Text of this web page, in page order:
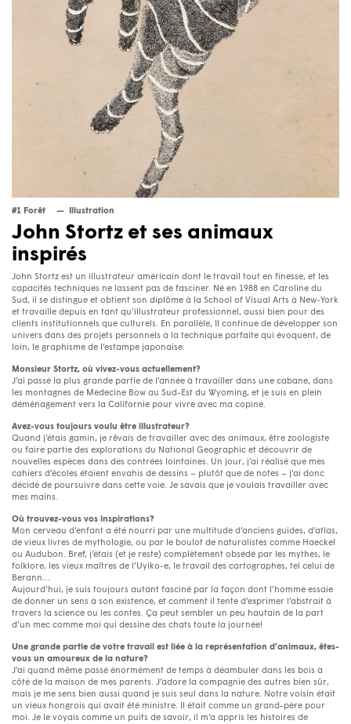
#1 Forêt Illustration
John Stortz et ses animaux
inspirés
John Stortz est un illustrateur américain dont le travail tout en finesse, et les
capacités techniques ne lassent pas de fasciner. Né en 1988 en Caroline du
Sud, il se distingue et obtient son diplôme à la School of Visual Arts à New-York
et travaille depuis en tant qu’illustrateur professionnel, aussi bien pour des
clients institutionnels que culturels. En parallèle, Il continue de développer son
univers dans des projets personnels à la technique parfaite qui évoquent, de
loin, le graphisme de l’estampe japonaise.
Monsieur Stortz, où vivez-vous actuellement?
J’ai passé la plus grande partie de l’année à travailler dans une cabane, dans
les montagnes de Medecine Bow au Sud-Est du Wyoming, et je suis en plein
déménagement vers la Californie pour vivre avec ma copine.
Avez-vous toujours voulu être illustrateur?
Quand j’étais gamin, je rêvais de travailler avec des animaux, être zoologiste
ou faire partie des explorations du National Geographic et découvrir de
nouvelles espèces dans des contrées lointaines. Un jour, j’ai réalisé que mes
cahiers d’écoles étaient envahis de dessins – plutôt que de notes – j’ai donc
décidé de poursuivre dans cette voie. Je savais que je voulais travailler avec
mes mains.
Où trouvez-vous vos inspirations?
Mon cerveau d’enfant a été nourri par une multitude d’anciens guides, d’atlas,
de vieux livres de mythologie, ou par le boulot de naturalistes comme Haeckel
ou Audubon. Bref, j’étais (et je reste) complètement obsédé par les mythes, le
folklore, les vieux maîtres de l’Uyiko-e, le travail des cartographes, tel celui de
Berann…
Aujourd’hui, je suis toujours autant fasciné par la façon dont l’homme essaie
de donner un sens à son existence, et comment il tente d’exprimer l’abstrait à
travers la science ou les contes. Ça peut sembler un peu hautain de la part
d’un mec comme moi qui dessine des chats toute la journée!
Une grande partie de votre travail est liée à la représentation d’animaux, êtes-
vous un amoureux de la nature?
J’ai quand même passé énormément de temps à déambuler dans les bois à
côté de la maison de mes parents. J’adore la compagnie des autres bien sûr,
mais je me sens bien aussi quand je suis seul dans la nature. Notre voisin était
un vieux hongrois qui avait été ministre. Il était comme un grand-père pour
moi. Je le voyais comme un puits de savoir, il m’a appris les histoires de